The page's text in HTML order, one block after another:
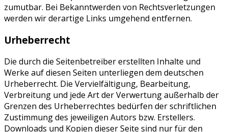
zumutbar. Bei Bekanntwerden von Rechtsverletzungen
werden wir derartige Links umgehend entfernen.
Urheberrecht
Die durch die Seitenbetreiber erstellten Inhalte und
Werke auf diesen Seiten unterliegen dem deutschen
Urheberrecht. Die Vervielfältigung, Bearbeitung,
Verbreitung und jede Art der Verwertung außerhalb der
Grenzen des Urheberrechtes bedürfen der schriftlichen
Zustimmung des jeweiligen Autors bzw. Erstellers.
Downloads und Kopien dieser Seite sind nur für den